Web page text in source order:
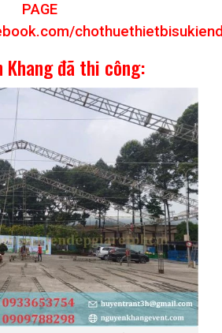
PAGE
Khang đã thi công: